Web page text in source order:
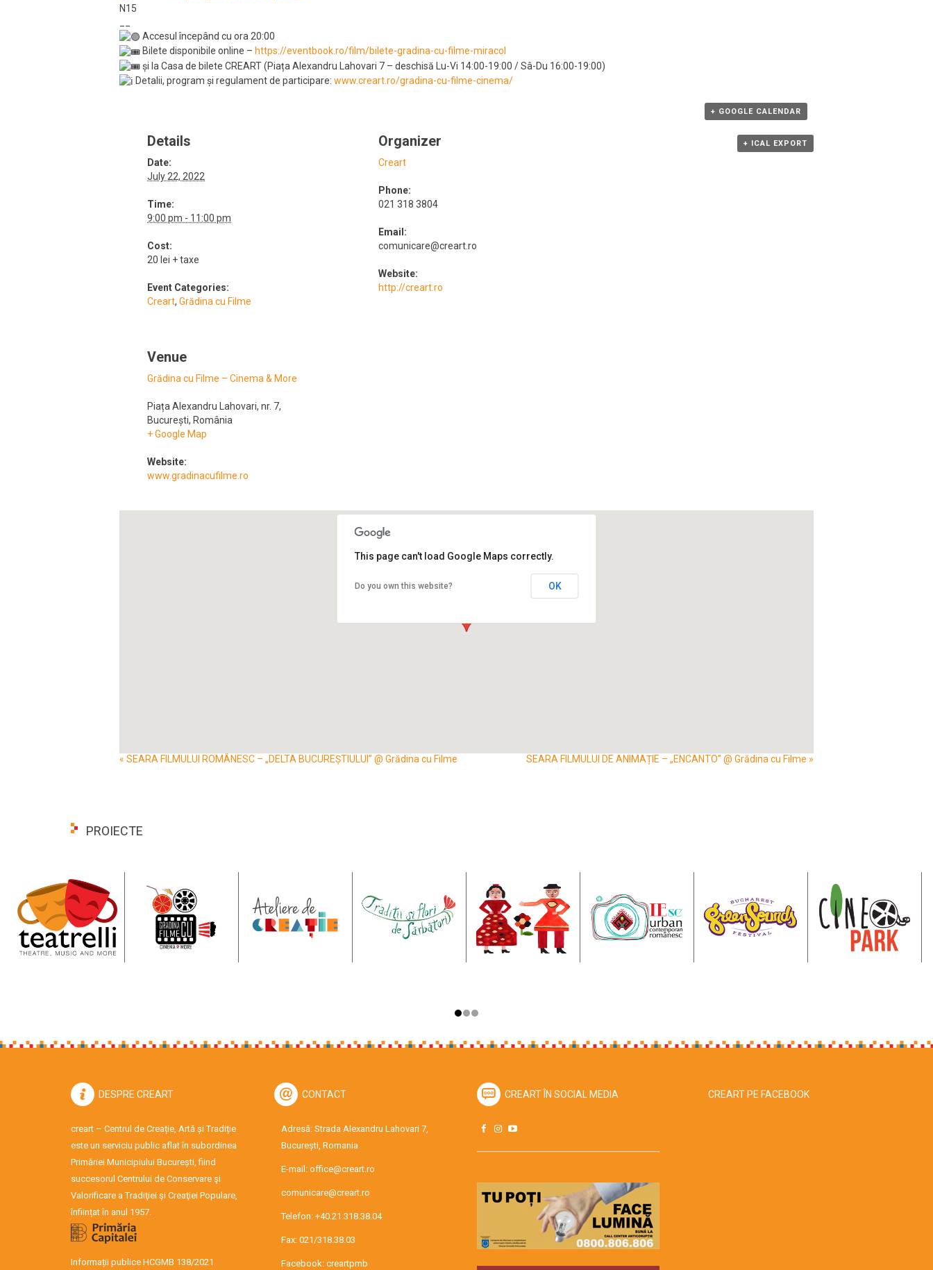
N15
Accesul începând cu ora 20:00
Bilete disponibile online – https://eventbook.ro/film/bilete-gradina-cu-filme-miracol
și la Casa de bilete CREART (Piața Alexandru Lahovari 7 – deschisă Lu-Vi 14:00-19:00 / Sâ-Du 16:00-19:00)
Detalii, program și regulament de participare: www.creart.ro/gradina-cu-filme-cinema/
+ GOOGLE CALENDAR
+ ICAL EXPORT
Details
Date:
July 22, 2022
Time:
9:00 pm - 11:00 pm
Cost:
20 lei + taxe
Event Categories:
Creart, Grădina cu Filme
Organizer
Creart
Phone:
021 318 3804
Email:
comunicare@creart.ro
Website:
http://creart.ro
Venue
Grădina cu Filme – Cinema & More
Piața Alexandru Lahovari, nr. 7,
București, România
+ Google Map
Website:
www.gradinacufilme.ro
This page can't load Google Maps correctly.
Do you own this website? OK
Event
« SEARA FILMULUI ROMÂNESC – „DELTA BUCUREȘTIULUI” @ Grădina cu Filme SEARA FILMULUI DE ANIMAȚIE – „ENCANTO” @ Grădina cu Filme »
PROIECTE
DESPRE CREART
creart – Centrul de Creație, Artă și Tradiție
este un serviciu public aflat în subordinea
Primăriei Municipiului București, fiind
succesorul Centrului de Conservare şi
Valorificare a Tradiţiei şi Creaţiei Populare,
înființat în anul 1957.
Informații publice HCGMB 138/2021
CONTACT
Adresă: Strada Alexandru Lahovari 7,
București, Romania
E-mail: office@creart.ro
comunicare@creart.ro
Telefon: +40.21.318.38.04
Fax: 021/318.38.03
Facebook: creartpmb
CREART ÎN SOCIAL MEDIA CREART PE FACEBOOK